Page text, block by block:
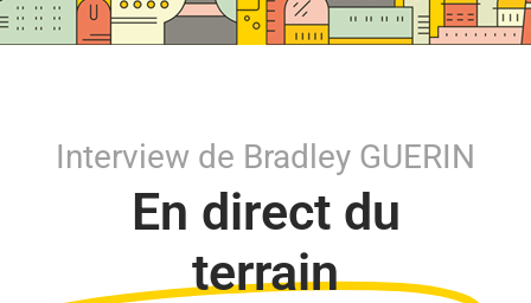
Interview de Bradley GUERIN
En direct du
terrain